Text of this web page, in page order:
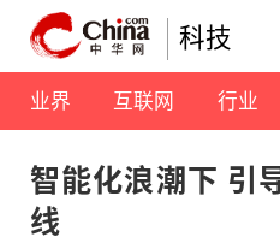
科技
业界 互联网 行业
智能化浪潮下 引
线